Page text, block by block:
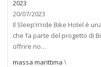
20/07/2023
Il Sleep’n’ride Bike Hotel è
che fa parte del progetto di
offrire no…
massa marittima \